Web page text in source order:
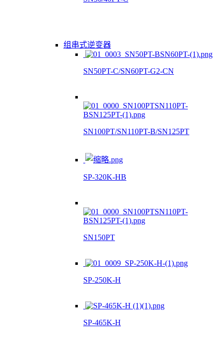
组串式逆变器
SN50PT-C/SN60PT-G2-CN
SN100PT/SN110PT-B/SN125PT
SP-320K-HB
SN150PT
SP-250K-H
SP-465K-H